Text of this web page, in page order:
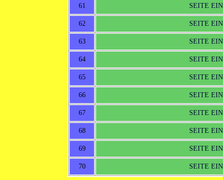
61 SEITE
62 SEITE
63 SEITE
64 SEITE
65 SEITE
66 SEITE
67 SEITE
68 SEITE
69 SEITE
70 SEITE